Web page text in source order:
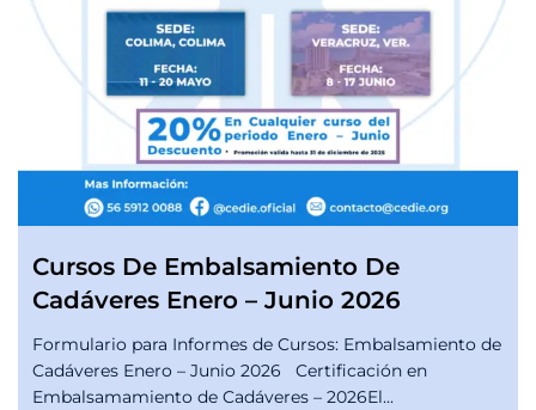
Cursos De Embalsamiento De
Cadáveres Enero – Junio 2026
Formulario para Informes de Cursos: Embalsamiento de
Cadáveres Enero – Junio 2026 Certificación en
Embalsamamiento de Cadáveres – 2026El...